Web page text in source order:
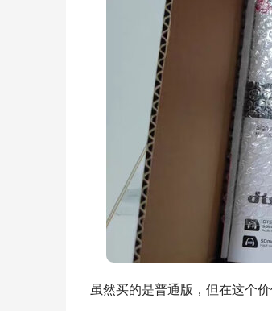
虽然买的是普通版，但在这个